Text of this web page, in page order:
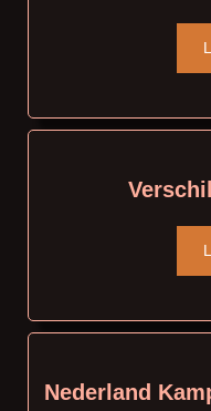
Nederland